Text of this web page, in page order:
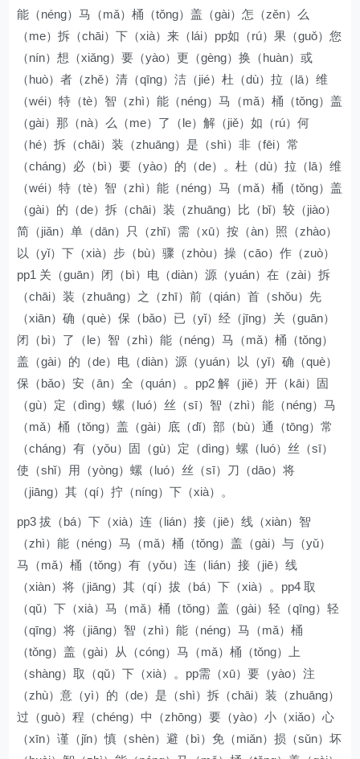
能（néng）马（mǎ）桶（tǒng）盖（gài）怎（zěn）么
（me）拆（chāi）下（xià）来（lái）pp如（rú）果（guǒ）您
（nín）想（xiǎng）要（yào）更（gèng）换（huàn）或
（huò）者（zhě）清（qīng）洁（jié）杜（dù）拉（lā）维
（wéi）特（tè）智（zhì）能（néng）马（mǎ）桶（tǒng）盖
（gài）那（nà）么（me）了（le）解（jiě）如（rú）何
（hé）拆（chāi）装（zhuāng）是（shì）非（fēi）常
（cháng）必（bì）要（yào）的（de）。杜（dù）拉（lā）维
（wéi）特（tè）智（zhì）能（néng）马（mǎ）桶（tǒng）盖
（gài）的（de）拆（chāi）装（zhuāng）比（bǐ）较（jiào）
简（jiǎn）单（dān）只（zhǐ）需（xū）按（àn）照（zhào）
以（yǐ）下（xià）步（bù）骤（zhòu）操（cāo）作（zuò）
pp1 关（guān）闭（bì）电（diàn）源（yuán）在（zài）拆
（chāi）装（zhuāng）之（zhī）前（qián）首（shǒu）先
（xiān）确（què）保（bǎo）已（yǐ）经（jīng）关（guān）
闭（bì）了（le）智（zhì）能（néng）马（mǎ）桶（tǒng）
盖（gài）的（de）电（diàn）源（yuán）以（yǐ）确（què）
保（bǎo）安（ān）全（quán）。pp2 解（jiě）开（kāi）固
（gù）定（dìng）螺（luó）丝（sī）智（zhì）能（néng）马
（mǎ）桶（tǒng）盖（gài）底（dǐ）部（bù）通（tōng）常
（cháng）有（yǒu）固（gù）定（dìng）螺（luó）丝（sī）
使（shǐ）用（yòng）螺（luó）丝（sī）刀（dāo）将
（jiāng）其（qí）拧（níng）下（xià）。
pp3 拔（bá）下（xià）连（lián）接（jiē）线（xiàn）智
（zhì）能（néng）马（mǎ）桶（tǒng）盖（gài）与（yǔ）
马（mǎ）桶（tǒng）有（yǒu）连（lián）接（jiē）线
（xiàn）将（jiāng）其（qí）拔（bá）下（xià）。pp4 取
（qǔ）下（xià）马（mǎ）桶（tǒng）盖（gài）轻（qīng）轻
（qīng）将（jiāng）智（zhì）能（néng）马（mǎ）桶
（tǒng）盖（gài）从（cóng）马（mǎ）桶（tǒng）上
（shàng）取（qǔ）下（xià）。pp需（xū）要（yào）注
（zhù）意（yì）的（de）是（shì）拆（chāi）装（zhuāng）
过（guò）程（chéng）中（zhōng）要（yào）小（xiǎo）心
（xīn）谨（jǐn）慎（shèn）避（bì）免（miǎn）损（sǔn）坏